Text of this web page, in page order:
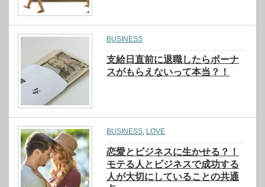
BUSINESS
支給日直前に退職したらボーナ
スがもらえないって本当？！
BUSINESS, LOVE
恋愛とビジネスに生かせる？！
モテる人とビジネスで成功する
人が大切にしていることの共通